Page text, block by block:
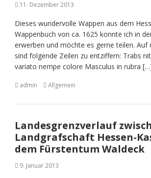
11. Dezember 2013
Dieses wundervolle Wappen aus dem
Wappenbuch von ca. 1625 konnte ich in
erwerben und möchte es gerne teilen. Auf
sind folgende Zeilen zu entziffern: Trabs
variato nempe colore Masculus in rubra
admin Allgemein
Landesgrenzverlauf
Landgrafschaft Hessen-
dem Fürstentum Waldeck
9. Januar 2013